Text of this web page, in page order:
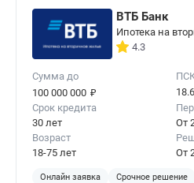
ВТБ Банк
Ипотека на
4.3
Сумма до
100 000 000 ₽
Срок кредита
30 лет
От
Возраст
18-75 лет
От
Онлайн заявка Срочное решение